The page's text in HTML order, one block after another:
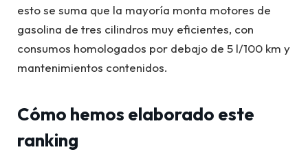
esto se suma que la mayoría monta motores de
gasolina de tres cilindros muy eficientes, con
consumos homologados por debajo de 5 l/100 km y
mantenimientos contenidos.
Cómo hemos elaborado este
ranking